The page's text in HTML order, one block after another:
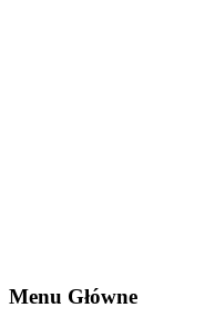
Menu Główne